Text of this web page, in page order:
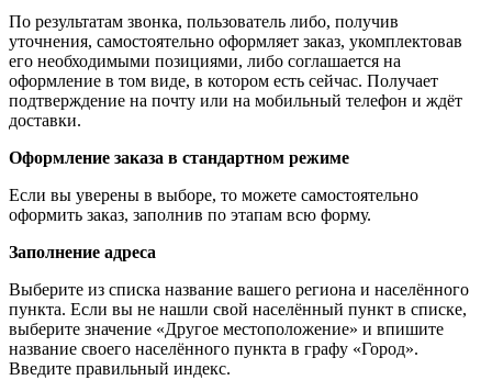
По результатам звонка, пользователь либо, получив
уточнения, самостоятельно оформляет заказ, укомплектовав
его необходимыми позициями, либо соглашается на
оформление в том виде, в котором есть сейчас. Получает
подтверждение на почту или на мобильный телефон и ждёт
доставки.
Оформление заказа в стандартном режиме
Если вы уверены в выборе, то можете самостоятельно
оформить заказ, заполнив по этапам всю форму.
Заполнение адреса
Выберите из списка название вашего региона и населённого
пункта. Если вы не нашли свой населённый пункт в списке,
выберите значение «Другое местоположение» и впишите
название своего населённого пункта в графу «Город».
Введите правильный индекс.